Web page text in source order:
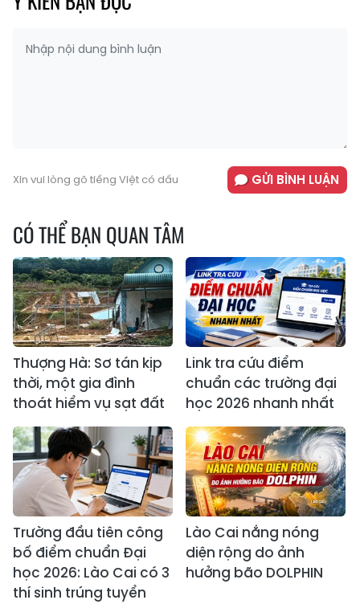
Xin vui lòng gõ tiếng Việt có dấu GỬI BÌNH LUẬN
CÓ THỂ BẠN QUAN TÂM
Thượng Hà: Sơ tán kịp
thời, một gia đình
thoát hiểm vụ sạt đất
Link tra cứu điểm
chuẩn các trường đại
học 2026 nhanh nhất
Trường đầu tiên công
bố điểm chuẩn Đại
học 2026: Lào Cai có 3
thí sinh trúng tuyển
Lào Cai nắng nóng
diện rộng do ảnh
hưởng bão DOLPHIN